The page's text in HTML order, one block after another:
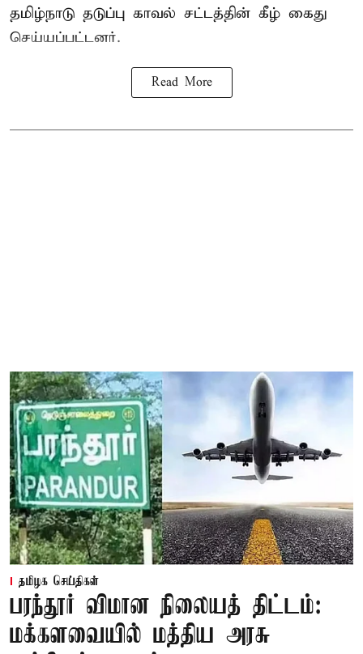
தமிழ்நாடு தடுப்பு காவல் சட்டத்தின் கீழ் கைது
செய்யப்பட்டனர்.
Read More
தமிழக செய்திகள்
பரந்தூர் விமான நிலையத் திட்டம்:
மக்களவையில் மத்திய அரசு